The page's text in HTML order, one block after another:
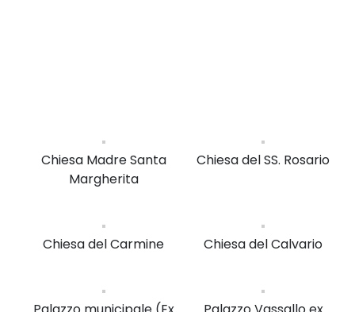
Chiesa Madre Santa
Margherita
Chiesa del SS. Rosario
Chiesa del Carmine Chiesa del Calvario